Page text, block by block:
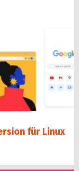
für Linux